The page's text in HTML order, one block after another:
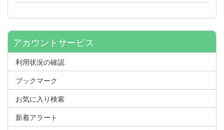
アカウントサービス
利用状況の確認
ブックマーク
お気に入り検索
新着アラート